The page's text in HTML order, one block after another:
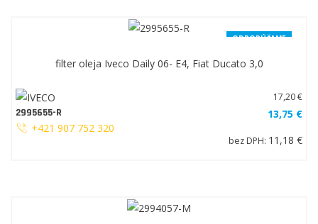
ODPORÚČAME
filter oleja Iveco Daily 06- E4, Fiat Ducato 3,0
2995655-R
+421 907 752 320
17,20 €
13,75 €
bez DPH: 11,18 €